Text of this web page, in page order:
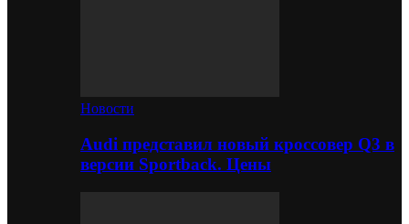
Новости
Audi представил новый кроссовер Q3 в
версии Sportback. Цены